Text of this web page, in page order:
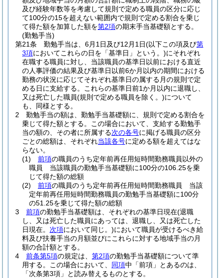
及び経験年数等を考慮して規則で定める職員の区分に応じ
て100分の15を超えない範囲内で規則で定める割合を乗じ
て得た額を加算した額を第2項の期末手当基礎額とする。
(勤勉手当)
第21条
勤勉手当は、6月1日及び12月1日(以下この項及び第
3項においてこれらの日を「基準日」という。)にそれぞれ
在職する職員に対し、当該職員の基準日以前における直近
の人事評価の結果及び基準日以前6か月以内の期間における
勤務の状況に応じてそれぞれ基準日の属する月の規則で定
める日に支給する。
これらの基準日前1か月以内に退職し、
又は死亡した職員(規則で定める職員を除く。)について
も、同様とする。
2
勤勉手当の額は、勤勉手当基礎額に、規則で定める割合を
乗じて得た額とする。
この場合において、支給する勤勉手
当の額の、その者に所属する次の各号に掲げる職員の区分
ごとの総額は、それぞれ当該各号に定める額を超えてはな
らない。
(1)
前項の職員のうち定年前再任用短時間勤務職員以外の
職員 当該職員の勤勉手当基礎額に100分の106.25を乗
じて得た額の総額
(2)
前項の職員のうち定年前再任用短時間勤務職員 当該
定年前再任用短時間勤務職員の勤勉手当基礎額に100分
の51.25を乗じて得た額の総額
3
前項の勤勉手当基礎額は、それぞれの基準日現在(退職
し、又は死亡した職員にあっては、退職し、又は死亡した
日現在。 次項において同じ。)において職員が受けるべき給
料及び扶養手当の月額並びにこれらに対する地域手当の月
額の合計額とする。
4
前条第5項の規定は、 第2項の勤勉手当基礎額について準
用する。
この場合において、 同項中「前項」とあるのは、
「次条第3項」と読み替えるものとする。